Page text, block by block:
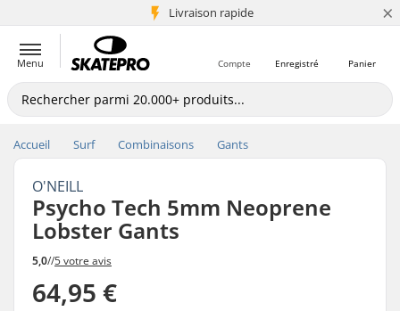
Livraison rapide
+5 mio de clients ×
Menu Panier
Enregistré
Compte
Accueil Surf Combinaisons Gants
O'NEILL
Psycho Tech 5mm Neoprene
Lobster Gants
5,0//5 votre avis
64,95 €